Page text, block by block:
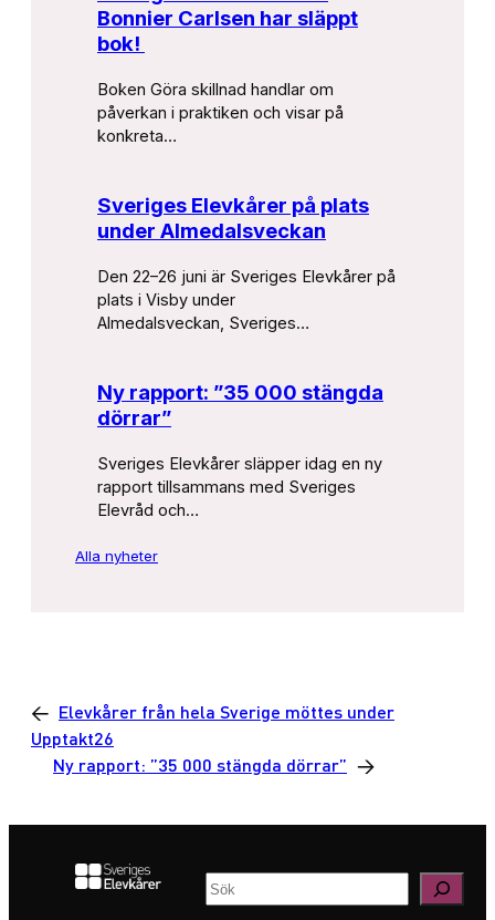
Bonnier Carlsen har släppt
bok!
Boken Göra skillnad handlar om
påverkan i praktiken och visar på
konkreta…
Sveriges Elevkårer på plats
under Almedalsveckan
Den 22–26 juni är Sveriges Elevkårer på
plats i Visby under
Almedalsveckan, Sveriges…
Ny rapport: ”35 000 stängda
dörrar”
Sveriges Elevkårer släpper idag en ny
rapport tillsammans med Sveriges
Elevråd och…
Alla nyheter
←
Elevkårer från hela Sverige möttes under
Upptakt26
Ny rapport: ”35 000 stängda dörrar”
→
Sök